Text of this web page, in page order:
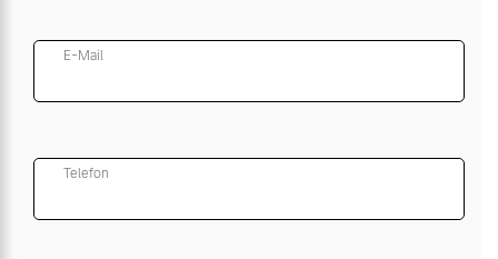
E-Mail
Telefon